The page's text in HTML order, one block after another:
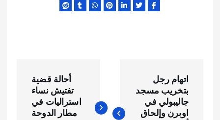
ص
اتهام رجل
بتخريب مسجد
جاليبولي في
اوبرن وإلحاق
أحالة قضية
تفتيش نساء
استراليات في
مطار الدوحة